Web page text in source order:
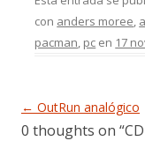
con anders moree,
pacman, pc en 17
Navegación de
← OutRun analógico
0 thoughts on “